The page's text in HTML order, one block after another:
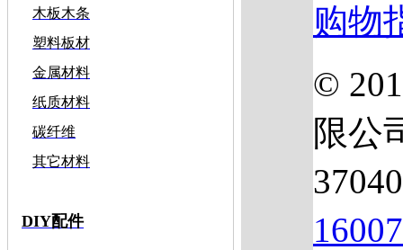
木板木条
塑料板材
金属材料
纸质材料
碳纤维
其它材料
DIY配件
购物
©
限公